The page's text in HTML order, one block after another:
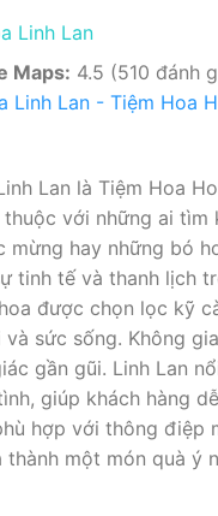
Linh Lan
Maps: 4.5 (510 đánh
Lan là Tiệm Hoa
thuộc với những ai tìm
mừng hay những bó
tinh tế và thanh lịch
được chọn lọc kỹ
sức sống. Không
gần gũi. Linh Lan
giúp khách hàng
hợp với thông điệp
thành một món quà ý